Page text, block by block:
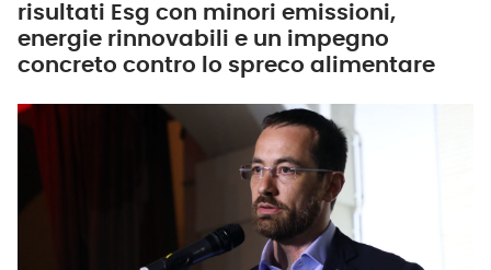
risultati Esg con minori emissioni,
energie rinnovabili e un impegno
concreto contro lo spreco alimentare